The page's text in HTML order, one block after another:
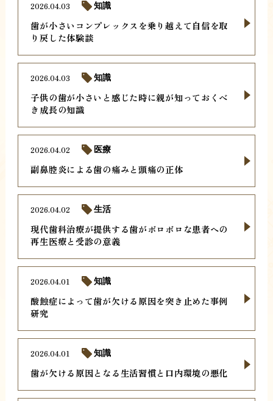
歯が小さいコンプレックスを乗り越えて自信を取
り戻した体験談
2026.04.03 知識
子供の歯が小さいと感じた時に親が知っておくべ
き成長の知識
2026.04.03 知識
副鼻腔炎による歯の痛みと頭痛の正体
2026.04.02 医療
現代歯科治療が提供する歯がボロボロな患者への
再生医療と受診の意義
2026.04.02 生活
酸蝕症によって歯が欠ける原因を突き止めた事例
研究
2026.04.01 知識
歯が欠ける原因となる生活習慣と口内環境の悪化
2026.04.01 知識